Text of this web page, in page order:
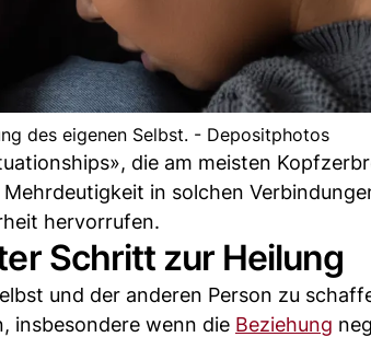
des eigenen Selbst. - Depositphotos
die am meisten
in solchen
hervorrufen.
Schritt zur Heilung
und der anderen Person zu
insbesondere wenn die Beziehung